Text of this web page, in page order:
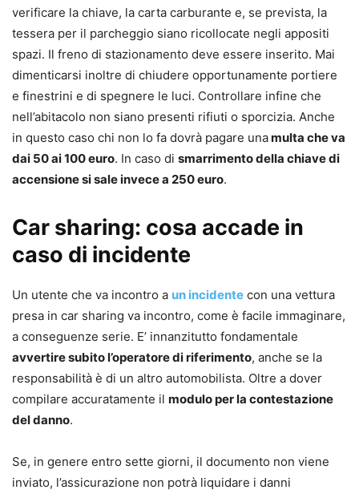
verificare la chiave, la carta carburante e, se prevista, la
tessera per il parcheggio siano ricollocate negli appositi
spazi. Il freno di stazionamento deve essere inserito. Mai
dimenticarsi inoltre di chiudere opportunamente portiere
e finestrini e di spegnere le luci. Controllare infine che
nell’abitacolo non siano presenti rifiuti o sporcizia. Anche
in questo caso chi non lo fa dovrà pagare unamulta che va
dai 50 ai 100 euro. In caso di smarrimento della chiave di
accensione si sale invece a 250 euro.
Car sharing: cosa accade in
caso di incidente
Un utente che va incontro a un incidente con una vettura
presa in car sharing va incontro, come è facile immaginare,
a conseguenze serie. E’ innanzitutto fondamentale
avvertire subito l’operatore di riferimento, anche se la
responsabilità è di un altro automobilista. Oltre a dover
compilare accuratamente il modulo per la contestazione
del danno.
Se, in genere entro sette giorni, il documento non viene
inviato, l’assicurazione non potrà liquidare i danni